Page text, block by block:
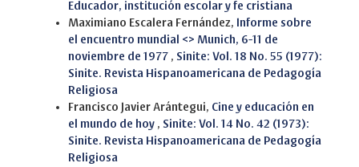
Educador, institución escolar y fe cristiana
Maximiano Escalera Fernández, Informe sobre
el encuentro mundial <> Munich, 6-11 de
noviembre de 1977 , Sinite: Vol. 18 No. 55 (1977):
Sinite. Revista Hispanoamericana de Pedagogía
Religiosa
Francisco Javier Arántegui, Cine y educación en
el mundo de hoy , Sinite: Vol. 14 No. 42 (1973):
Sinite. Revista Hispanoamericana de Pedagogía
Religiosa